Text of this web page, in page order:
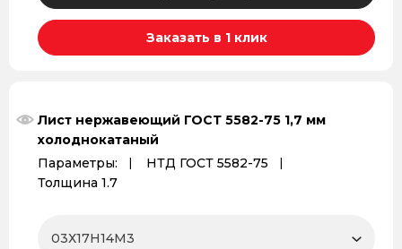
Заказать в 1 клик
Лист нержавеющий ГОСТ 5582-75 1,7 мм
холоднокатаный
Параметры:
НТД ГОСТ 5582-75
Толщина 1.7